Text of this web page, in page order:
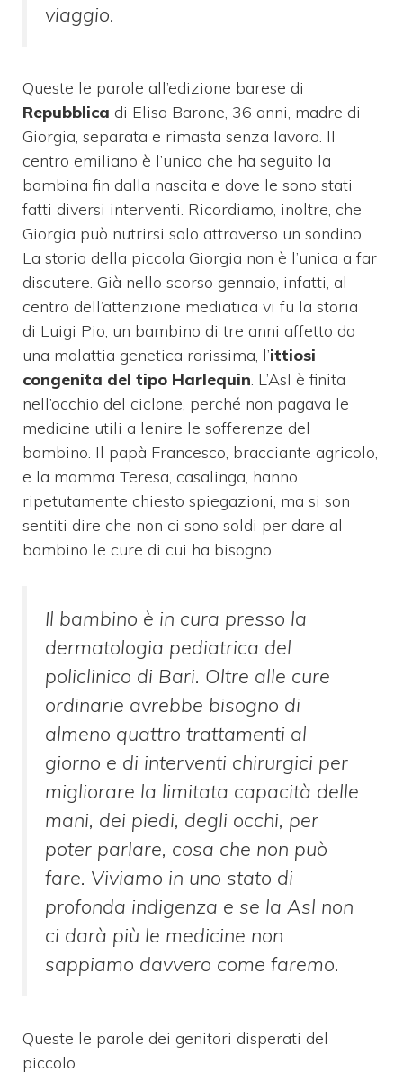
viaggio.
Queste le parole all’edizione barese di
Repubblica di Elisa Barone, 36 anni, madre di
Giorgia, separata e rimasta senza lavoro. Il
centro emiliano è l’unico che ha seguito la
bambina fin dalla nascita e dove le sono stati
fatti diversi interventi. Ricordiamo, inoltre, che
Giorgia può nutrirsi solo attraverso un sondino.
La storia della piccola Giorgia non è l’unica a far
discutere. Già nello scorso gennaio, infatti, al
centro dell’attenzione mediatica vi fu la storia
di Luigi Pio, un bambino di tre anni affetto da
una malattia genetica rarissima, l’ittiosi
congenita del tipo Harlequin. L’Asl è finita
nell’occhio del ciclone, perché non pagava le
medicine utili a lenire le sofferenze del
bambino. Il papà Francesco, bracciante agricolo,
e la mamma Teresa, casalinga, hanno
ripetutamente chiesto spiegazioni, ma si son
sentiti dire che non ci sono soldi per dare al
bambino le cure di cui ha bisogno.
Il bambino è in cura presso la
dermatologia pediatrica del
policlinico di Bari. Oltre alle cure
ordinarie avrebbe bisogno di
almeno quattro trattamenti al
giorno e di interventi chirurgici per
migliorare la limitata capacità delle
mani, dei piedi, degli occhi, per
poter parlare, cosa che non può
fare. Viviamo in uno stato di
profonda indigenza e se la Asl non
ci darà più le medicine non
sappiamo davvero come faremo.
Queste le parole dei genitori disperati del
piccolo.